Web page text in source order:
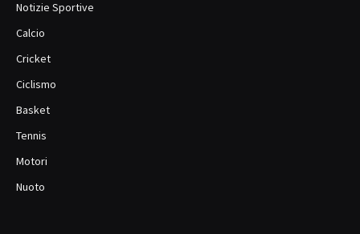
Notizie Sportive
Calcio
Cricket
Ciclismo
Basket
Tennis
Motori
Nuoto